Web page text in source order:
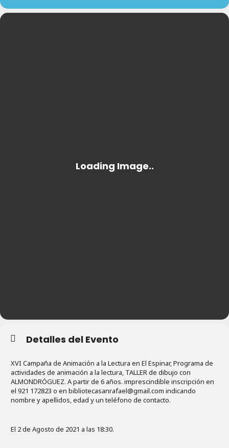
Detalles del Evento
XVI Campaña de Animación a la Lectura en El Espinar, Programa de
actividades de animación a la lectura, TALLER de dibujo con
ALMONDRÓGUEZ. A partir de 6 años. imprescindible inscripción en
el 921 172823 o en bibliotecasanrafael@gmail.com indicando
nombre y apellidos, edad y un teléfono de contacto.
El 2 de Agosto de 2021 a las 18:30.